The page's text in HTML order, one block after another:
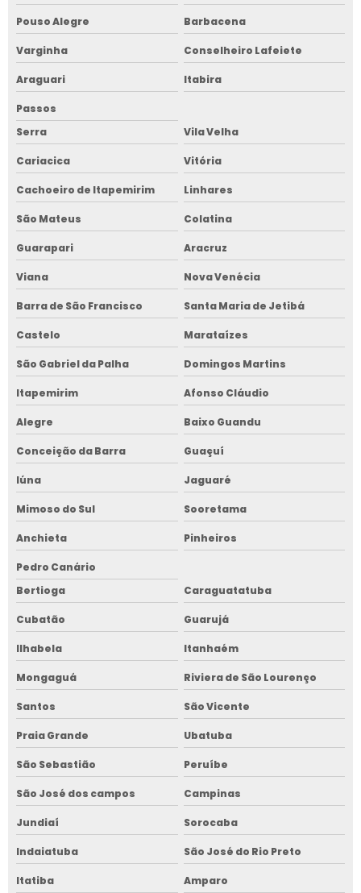
Pouso Alegre Barbacena
Varginha Conselheiro Lafeiete
Araguari Itabira
Passos
Serra
Vila Velha
Cariacica Vitória
Cachoeiro de Itapemirim Linhares
São Mateus Colatina
Guarapari Aracruz
Viana Nova Venécia
Barra de São Francisco Santa Maria de Jetibá
Castelo Marataízes
São Gabriel da Palha Domingos Martins
Itapemirim Afonso Cláudio
Alegre Baixo Guandu
Conceição da Barra Guaçuí
Iúna Jaguaré
Mimoso do Sul Sooretama
Anchieta Pinheiros
Pedro Canário
Bertioga
Caraguatatuba
Cubatão Guarujá
Ilhabela Itanhaém
Mongaguá Riviera de São Lourenço
Santos São Vicente
Praia Grande Ubatuba
São Sebastião Peruíbe
São José dos campos Campinas
Jundiaí Sorocaba
Indaiatuba São José do Rio Preto
Itatiba Amparo